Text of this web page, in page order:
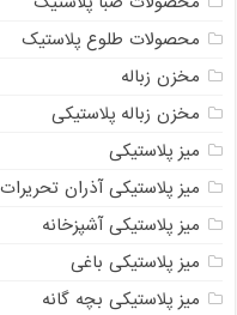
محصولات طلوع پلاستیک
مخزن زباله
مخزن زباله پلاستیکی
میز پلاستیکی
میز پلاستیکی آذران تحریرات
میز پلاستیکی آشپزخانه
میز پلاستیکی باغی
میز پلاستیکی بچه گانه